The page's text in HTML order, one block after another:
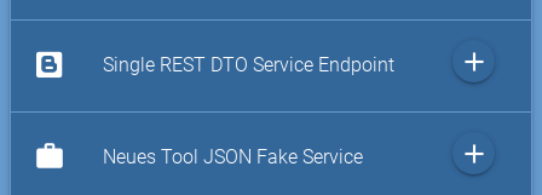
Single REST DTO Service Endpoint add
work Neues Tool JSON Fake Service add